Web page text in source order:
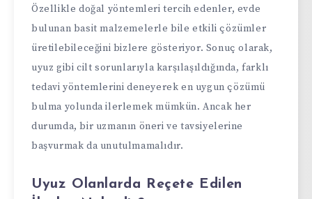
Özellikle doğal yöntemleri tercih edenler, evde
bulunan basit malzemelerle bile etkili çözümler
üretilebileceğini bizlere gösteriyor. Sonuç olarak,
uyuz gibi cilt sorunlarıyla karşılaşıldığında, farklı
tedavi yöntemlerini deneyerek en uygun çözümü
bulma yolunda ilerlemek mümkün. Ancak her
durumda, bir uzmanın öneri ve tavsiyelerine
başvurmak da unutulmamalıdır.
Uyuz Olanlarda Reçete Edilen